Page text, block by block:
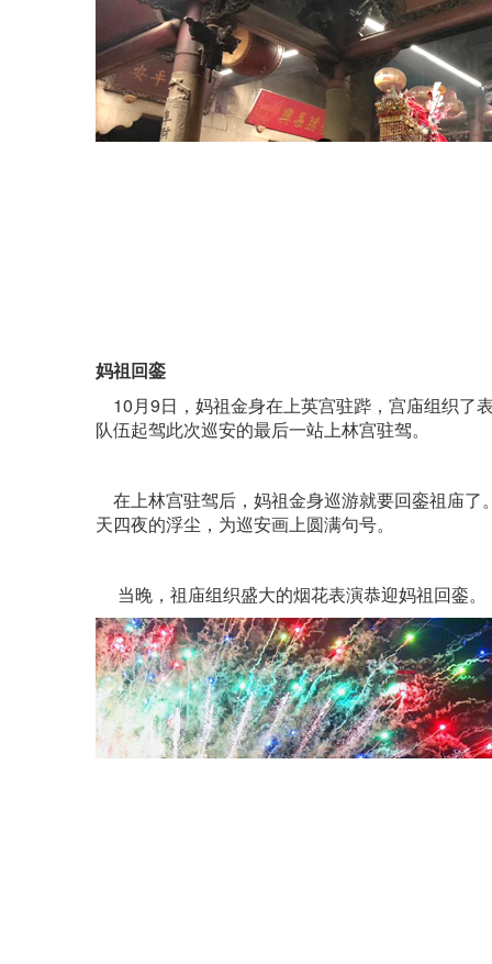
妈祖回銮
10月9日，妈祖金身在上英宫驻跸，宫庙组织了
队伍起驾此次巡安的最后一站上林宫驻驾。
在上林宫驻驾后，妈祖金身巡游就要回銮祖庙
天四夜的浮尘，为巡安画上圆满句号。
当晚，祖庙组织盛大的烟花表演恭迎妈祖回銮。